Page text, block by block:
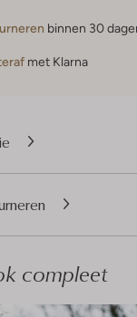
binnen 30
met Klarna
compleet